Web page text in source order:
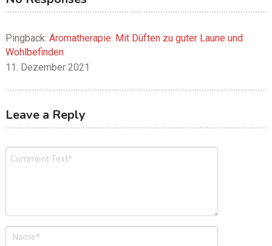
Pingback: Aromatherapie: Mit Düften zu guter Laune und
Wohlbefinden
11. Dezember 2021
Leave a Reply